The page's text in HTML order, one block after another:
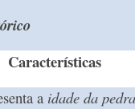
Características
a idade da pedra